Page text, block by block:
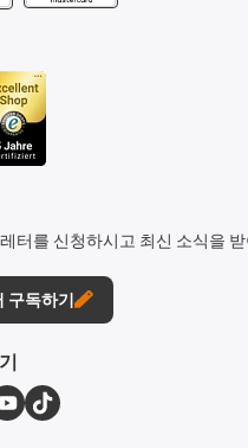
터를 신청하시고 최신 소식을 받
구독하기